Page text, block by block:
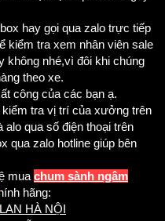
hay gọi qua zalo trực tiếp
kiểm tra xem nhân viên sale
không nhé,vì đôi khi chúng
theo xe.
công của các bạn ạ.
kiểm tra vị trí của xưởng trên
alo qua số điện thoại trên
qua zalo hotline giúp bên
mua chum sành ngâm
hãng:
HÀ NỘI